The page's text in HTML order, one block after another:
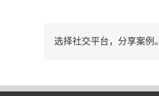
选择社交平台，分享案例。